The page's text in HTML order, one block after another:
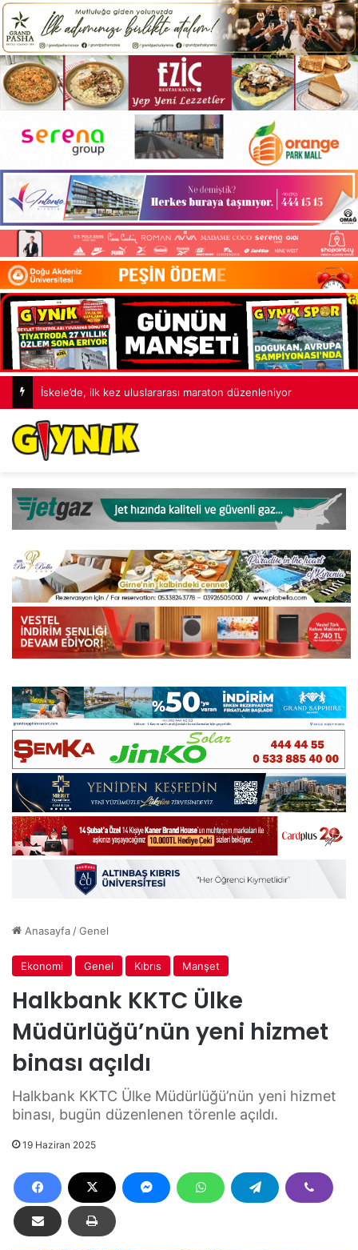
İskele’de, ilk kez uluslararası maraton düzenleniyor
Anasayfa /Genel
Ekonomi Genel Kıbrıs Manşet
Halkbank KKTC Ülke
Müdürlüğü’nün yeni hizmet
binası açıldı
Halkbank KKTC Ülke Müdürlüğü’nün yeni hizmet
binası, bugün düzenlenen törenle açıldı.
19 Haziran 2025